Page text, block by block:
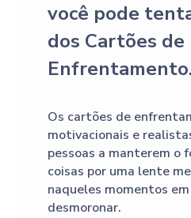
você pode
dos Cartões de
Enfrentamento.
Os cartões de
motivacionais e
pessoas a manterem o
coisas por uma lente
naqueles momentos
desmoronar.